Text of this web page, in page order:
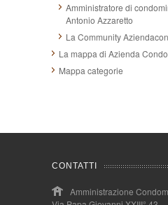
Amministratore di
Antonio Azzaretto
La Community
La mappa di Azienda
Mappa categorie
CONTATTI
Amministrazione